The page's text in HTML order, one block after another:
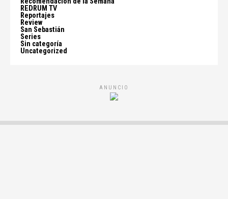
REDRUM TV
Reportajes
Review
San Sebastián
Series
Sin categoría
Uncategorized
ANUNCIO